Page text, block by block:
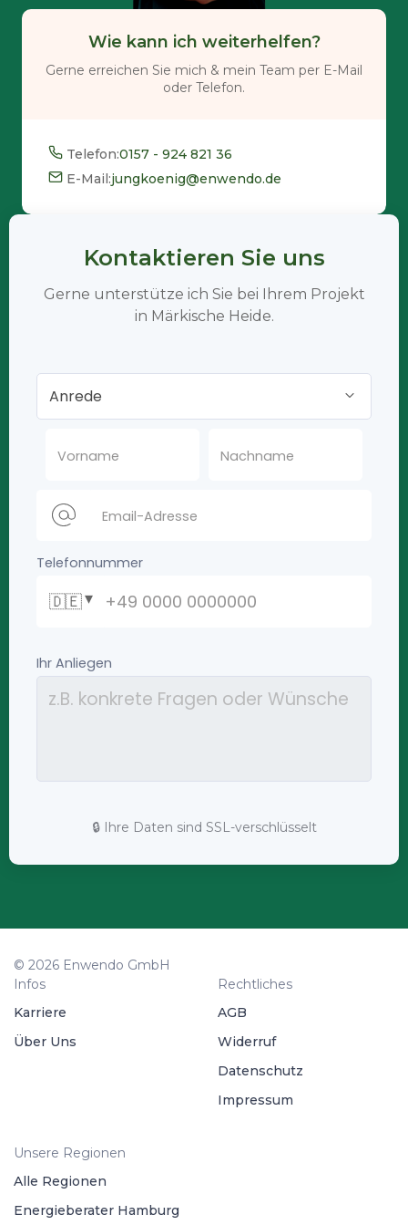
Wie kann ich weiterhelfen?
Gerne erreichen Sie mich & mein Team per E-Mail
oder Telefon.
Telefon:0157 - 924 821 36
E-Mail:jungkoenig@enwendo.de
Kontaktieren Sie uns
Gerne unterstütze ich Sie bei Ihrem Projekt
in Märkische Heide.
🔒 Ihre Daten sind SSL-verschlüsselt
© 2026 Enwendo GmbH
Infos
Karriere
Über Uns
Rechtliches
AGB
Widerruf
Datenschutz
Impressum
Unsere Regionen
Alle Regionen
Energieberater Hamburg